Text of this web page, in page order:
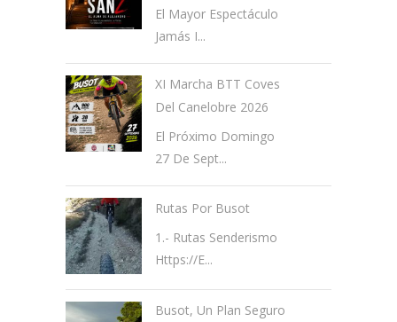
El Mayor Espectáculo
Jamás I...
XI Marcha BTT Coves
Del Canelobre 2026
El Próximo Domingo
27 De Sept...
Rutas Por Busot
1.- Rutas Senderismo
Https://e...
Busot, Un Plan Seguro